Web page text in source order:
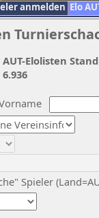
anmelden Elo
Spieler
AUT-Elolisten
6.936